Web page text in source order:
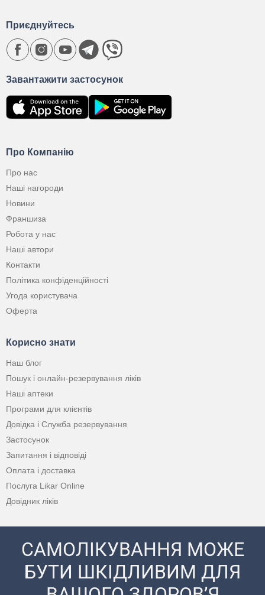
Про Компанію
Про нас
Наші нагороди
Новини
Франшиза
Робота у нас
Наші автори
Контакти
Політика конфіденційності
Угода користувача
Оферта
Корисно знати
Наш блог
Пошук і онлайн-резервування ліків
Наші аптеки
Програми для клієнтів
Довідка і Служба резервування
Застосунок
Запитання і відповіді
Оплата і доставка
Послуга Likar Online
Довідник ліків
Завантажити застосунок
Приєднуйтесь
САМОЛІКУВАННЯ МОЖЕ
БУТИ ШКІДЛИВИМ ДЛЯ